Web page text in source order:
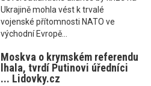
Ukrajině mohla vést k trvalé
vojenské přítomnosti NATO ve
východní Evropě...
Moskva o krymském referendu
lhala, tvrdí Putinovi úředníci
... Lidovky.cz